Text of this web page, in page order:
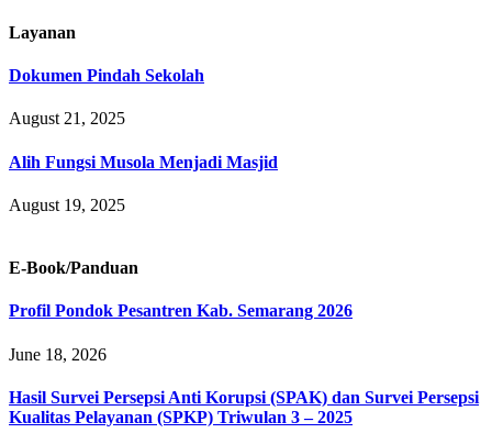
Layanan
Dokumen Pindah Sekolah
August 21, 2025
Alih Fungsi Musola Menjadi Masjid
August 19, 2025
E-Book/Panduan
Profil Pondok Pesantren Kab. Semarang 2026
June 18, 2026
Hasil Survei Persepsi Anti Korupsi (SPAK) dan Survei Persepsi
Kualitas Pelayanan (SPKP) Triwulan 3 – 2025